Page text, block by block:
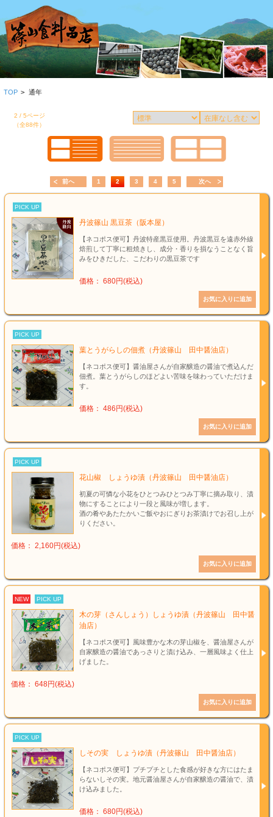
TOP > 通年
2 / 5ページ
（全88件）
前へ 1 2 3 4 5 次へ
PICK UP
丹波篠山 黒豆茶（阪本屋）
【ネコポス便可】丹波特産黒豆使用。丹波黒豆を遠赤外線
焙煎して丁寧に粗焼きし、成分・香りを損なうことなく旨
みをひきだした、こだわりの黒豆茶です
価格： 680円(税込)
PICK UP
葉とうがらしの佃煮（丹波篠山 田中醤油店）
【ネコポス便可】醤油屋さんが自家醸造の醤油で煮込んだ
佃煮。葉とうがらしのほどよい苦味を味わっていただけま
す。
価格： 486円(税込)
PICK UP
花山椒 しょうゆ漬（丹波篠山 田中醤油店）
初夏の可憐な小花をひとつみひとつみ丁寧に摘み取り、漬
物にすることにより一段と風味が増します。
酒の肴やあたたかいご飯やおにぎりお茶漬けでお召し上が
りください。
価格： 2,160円(税込)
NEW PICK UP
木の芽（さんしょう）しょうゆ漬（丹波篠山 田中醤
油店）
【ネコポス便可】風味豊かな木の芽山椒を、醤油屋さんが
自家醸造の醤油であっさりと漬け込み、一層風味よく仕上
げました。
価格： 648円(税込)
PICK UP
しその実 しょうゆ漬（丹波篠山 田中醤油店）
【ネコポス便可】プチプチとした食感が好きな方にはたま
らないしその実。地元醤油屋さんが自家醸造の醤油で、漬
け込みました。
価格： 680円(税込)